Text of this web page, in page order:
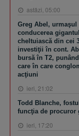
astăzi, 05:00
Greg Abel,
conducerea
cheltuiască din cei
investiţii în cont.
bursă în T2,
care în care
acţiuni
ieri, 21:02
Todd Blanche,
funcţia de procuror
ieri, 17:20